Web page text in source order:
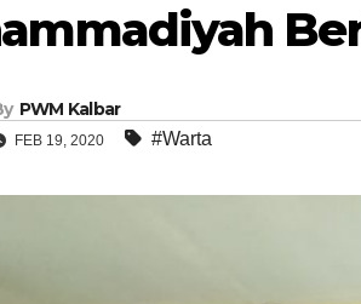
PWM Kalbar
FEB 19, 2020 #Warta